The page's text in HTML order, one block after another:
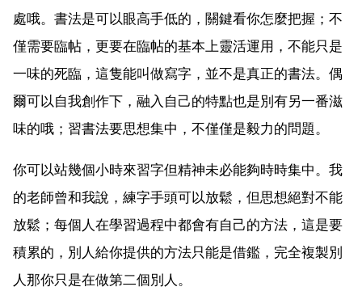
處哦。書法是可以眼高手低的，關鍵看你怎麼把握；不
僅需要臨帖，更要在臨帖的基本上靈活運用，不能只是
一味的死臨，這隻能叫做寫字，並不是真正的書法。偶
爾可以自我創作下，融入自己的特點也是別有另一番滋
味的哦；習書法要思想集中，不僅僅是毅力的問題。
你可以站幾個小時來習字但精神未必能夠時時集中。我
的老師曾和我說，練字手頭可以放鬆，但思想絕對不能
放鬆；每個人在學習過程中都會有自己的方法，這是要
積累的，別人給你提供的方法只能是借鑑，完全複製別
人那你只是在做第二個別人。